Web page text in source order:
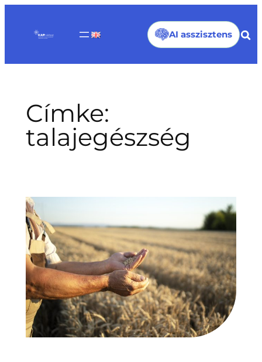
tartalomhoz
AI asszisztens
Címke:
talajegészség